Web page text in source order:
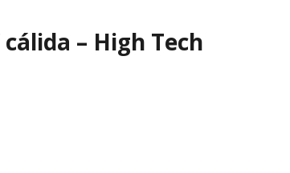
– High Tech